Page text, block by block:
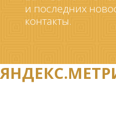
и последних
контакты.